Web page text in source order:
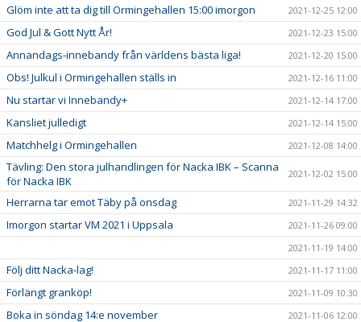
Glöm inte att ta dig till Ormingehallen 15:00 imorgon 2021-12-25 12:00
God Jul & Gott Nytt År! 2021-12-23 15:00
Annandags-innebandy från världens bästa liga! 2021-12-20 15:00
Obs! Julkul i Ormingehallen ställs in 2021-12-16 11:00
Nu startar vi Innebandy+ 2021-12-14 17:00
Kansliet julledigt 2021-12-14 15:00
Matchhelg i Ormingehallen 2021-12-08 14:00
Tävling: Den stora julhandlingen för Nacka IBK – Scanna
för Nacka IBK
2021-12-02 15:00
Herrarna tar emot Täby på onsdag 2021-11-29 14:32
Imorgon startar VM 2021 i Uppsala
2021-11-26 09:00
2021-11-19 14:00
Följ ditt Nacka-lag! 2021-11-17 11:00
Förlängt granköp! 2021-11-09 10:30
Boka in söndag 14:e november 2021-11-06 12:00